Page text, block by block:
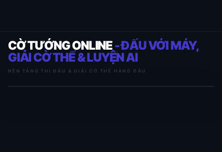
CỜ TƯỚNG ONLINE- ĐẤU VỚI MÁY,
GIẢI CỜ THẾ & LUYỆN AI
NỀN TẢNG THI ĐẤU & GIẢI CỜ THẾ HÀNG ĐẦU